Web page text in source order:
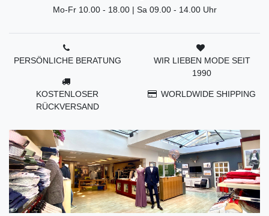
Mo-Fr 10.00 - 18.00 | Sa 09.00 - 14.00 Uhr
PERSÖNLICHE BERATUNG
KOSTENLOSER
RÜCKVERSAND
WIR LIEBEN MODE SEIT
1990
WORLDWIDE SHIPPING